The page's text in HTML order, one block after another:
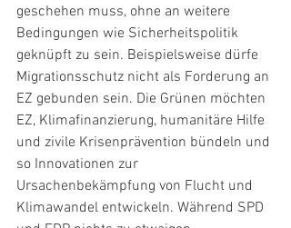
geschehen muss, ohne an weitere
Bedingungen wie Sicherheitspolitik
geknüpft zu sein. Beispielsweise dürfe
Migrationsschutz nicht als Forderung an
EZ gebunden sein. Die Grünen möchten
EZ, Klimafinanzierung, humanitäre Hilfe
und zivile Krisenprävention bündeln und
so Innovationen zur
Ursachenbekämpfung von Flucht und
Klimawandel entwickeln. Während SPD